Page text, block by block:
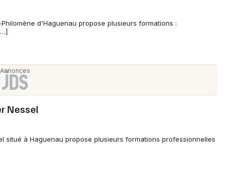
d'Haguenau propose plusieurs formations :
Nessel
situé à Haguenau propose plusieurs formations professionnelles